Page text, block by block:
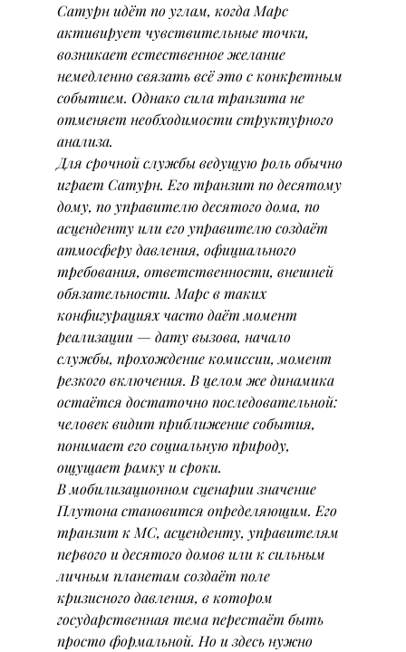
Сатурн идёт по углам, когда Марс
активирует чувствительные точки,
возникает естественное желание
немедленно связать всё это с конкретным
событием. Однако сила транзита не
отменяет необходимости структурного
анализа.
Для срочной службы ведущую роль обычно
играет Сатурн. Его транзит по десятому
дому, по управителю десятого дома, по
асценденту или его управителю создаёт
атмосферу давления, официального
требования, ответственности, внешней
обязательности. Марс в таких
конфигурациях часто даёт момент
реализации — дату вызова, начало
службы, прохождение комиссии, момент
резкого включения. В целом же динамика
остаётся достаточно последовательной:
человек видит приближение события,
понимает его социальную природу,
ощущает рамку и сроки.
В мобилизационном сценарии значение
Плутона становится определяющим. Его
транзит к МС, асценденту, управителям
первого и десятого домов или к сильным
личным планетам создаёт поле
кризисного давления, в котором
государственная тема перестаёт быть
просто формальной. Но и здесь нужно